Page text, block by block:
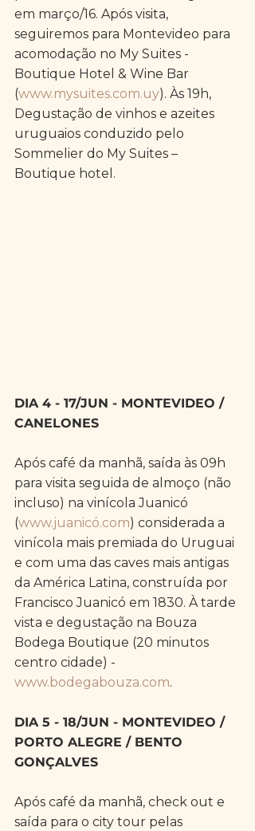
em março/16. Após visita,
seguiremos para Montevideo para
acomodação no My Suites -
Boutique Hotel & Wine Bar
(www.mysuites.com.uy). Às 19h,
Degustação de vinhos e azeites
uruguaios conduzido pelo
Sommelier do My Suites –
Boutique hotel.
DIA 4 - 17/JUN - MONTEVIDEO /
CANELONES
Após café da manhã, saída às 09h
para visita seguida de almoço (não
incluso) na vinícola Juanicó
(www.juanicó.com) considerada a
vinícola mais premiada do Uruguai
e com uma das caves mais antigas
da América Latina, construída por
Francisco Juanicó em 1830. À tarde
vista e degustação na Bouza
Bodega Boutique (20 minutos
centro cidade) -
www.bodegabouza.com.
DIA 5 - 18/JUN - MONTEVIDEO /
PORTO ALEGRE / BENTO
GONÇALVES
Após café da manhã, check out e
saída para o city tour pelas